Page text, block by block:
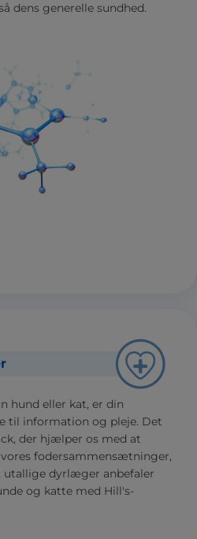
dens generelle sundhed.
hund eller kat, er din
til information og pleje. Det
der hjælper os med at
fodersammensætninger,
dyrlæger anbefaler
og katte med Hill's-